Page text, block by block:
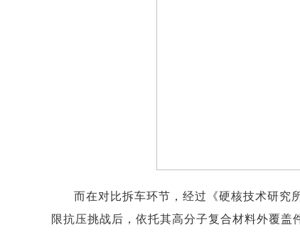
而在对比拆车环节，经过《硬核技术研究
限抗压挑战后，依托其高分子复合材料外覆